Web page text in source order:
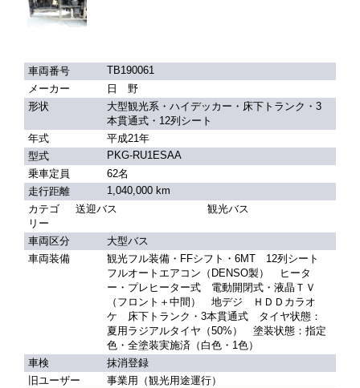
車両番号
TB190061
メーカー
日 野
形状
大型観光系・ハイデッカー・床下トランク・3
本貫通式・12列シート
年式
平成21年
型式
PKG-RU1ESAA
乗車定員
62名
走行距離
1,040,000 km
カテゴ
リー
送迎バス 観光バス
車両区分
大型バス
車両装備
観光フル装備・FFシフト・6MT 12列シート
フルオートエアコン（DENSO製） ヒータ
ー・プレヒーター式 電動開閉式・液晶ＴＶ
（フロント＋中間） 地デジ ＨＤＤカラオ
ケ 床下トランク・3本貫通式 タイヤ状態：
夏用ラジアルタイヤ（50%） 塗装状態：指定
色・全塗装実施済（白色・1色）
車検
抹消登録
旧ユーザー
事業用（観光用途運行）